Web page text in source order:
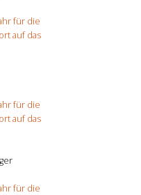
für die
auf das
für die
auf das
für die